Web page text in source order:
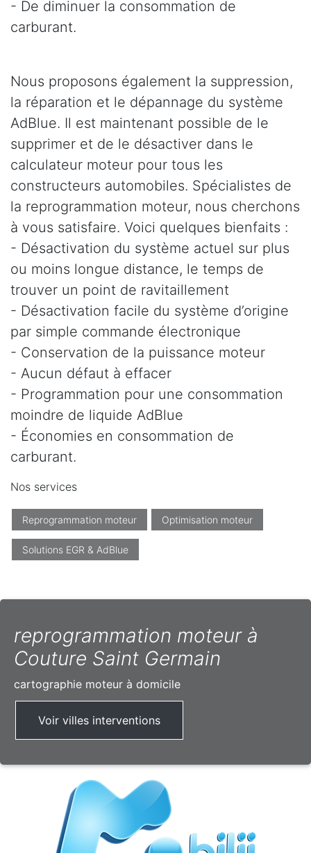
- De diminuer la consommation de
carburant.
Nous proposons également la suppression,
la réparation et le dépannage du système
AdBlue. Il est maintenant possible de le
supprimer et de le désactiver dans le
calculateur moteur pour tous les
constructeurs automobiles. Spécialistes de
la reprogrammation moteur, nous cherchons
à vous satisfaire. Voici quelques bienfaits :
- Désactivation du système actuel sur plus
ou moins longue distance, le temps de
trouver un point de ravitaillement
- Désactivation facile du système d’origine
par simple commande électronique
- Conservation de la puissance moteur
- Aucun défaut à effacer
- Programmation pour une consommation
moindre de liquide AdBlue
- Économies en consommation de
carburant.
Nos services
Reprogrammation moteur Optimisation moteur
Solutions EGR & AdBlue
reprogrammation moteur à
Couture Saint Germain
cartographie moteur à domicile
Voir villes interventions